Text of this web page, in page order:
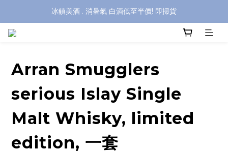
冰鎮美酒 . 消暑氣 白酒低至半價! 即掃貨
Arran Smugglers
serious Islay Single
Malt Whisky, limited
edition, 一套